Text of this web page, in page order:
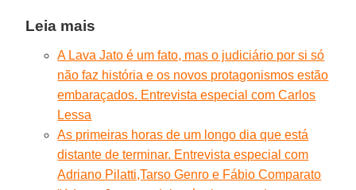
Leia mais
A Lava Jato é um fato, mas o judiciário por si só
não faz história e os novos protagonismos estão
embaraçados. Entrevista especial com Carlos
Lessa
As primeiras horas de um longo dia que está
distante de terminar. Entrevista especial com
Adriano Pilatti,Tarso Genro e Fábio Comparato